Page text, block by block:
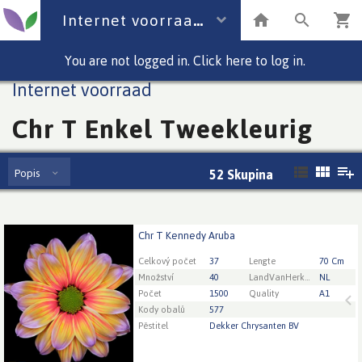
Internet voorraad
You are not logged in. Click here to log in.
Internet voorraad
Chr T Enkel Tweekleurig
Popis 52 Skupina
Chr T Kennedy Aruba
Celkový počet 37 Lengte
70 Cm
Množství
40
NL
Počet
1500 Quality
A1
Kody obalů
577
Pěstitel
Dekker Chrysanten BV
Chr T Kennedy Aruba
You need to be logged in in order place an order. Click
here to go to the login page.